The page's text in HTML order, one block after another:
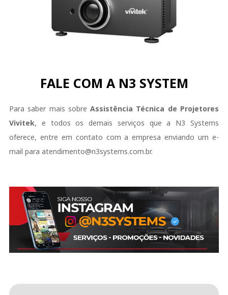
FALE COM A N3 SYSTEM
Para saber mais sobreAssistência Técnica de Projetores
Vivitek, e todos os demais serviços que a N3 Systems
oferece, entre em contato com a empresa enviando um e-
mail para atendimento@n3systems.com.br.